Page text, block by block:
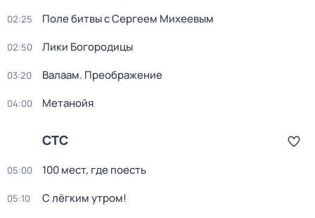
02:25 Поле битвы с Сергеем Михеевым
02:50 Лики Богородицы
03:20 Валаам. Преображение
04:00 Метанойя
СТС
05:00 100 мест, где поесть
05:10 С лёгким утром!